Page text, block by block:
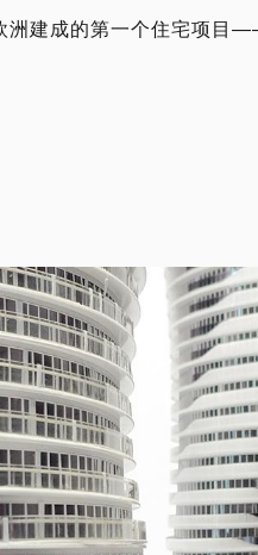
洲建成的第一个住宅项目